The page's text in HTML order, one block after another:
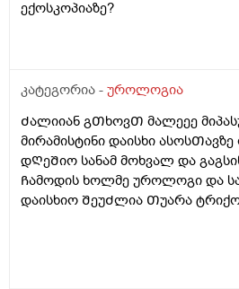
ექოსკოპიაზე?
კატეგორია - უროლოგია
Ძალიიან გᲗხოვᲗ მალეეე
მირამისტინი დაისხი
დᲦეᲨიო სანამ მოხვალ და
Ჩამოდის ხოლმე უროლოგი და
დაისხიო ᲨეუᲫლია Თუარა
ნაცხის ანალიზს რო